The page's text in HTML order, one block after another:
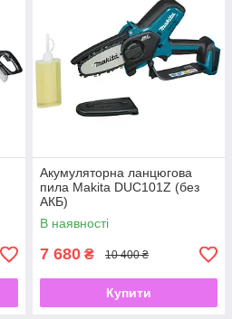
Акумуляторна ланцюгова
пила Makita DUC101Z (без
АКБ)
В наявності
7 680 ₴ 10 400 ₴
Купити